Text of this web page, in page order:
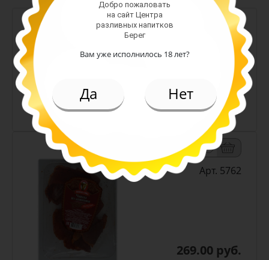
Арт. 13334
218.00 руб.
(100 гр.)
Курица Хой син с/в вес
+
Арт. 5762
269.00 руб.
Добро пожаловать
на сайт Центра
разливных напитков
Берег
Вам уже исполнилось 18 лет?
Да Нет